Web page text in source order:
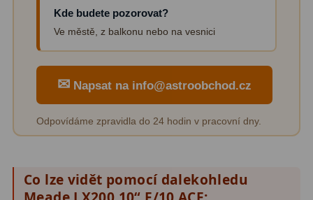
Kde budete pozorovat?
Ve městě, z balkonu nebo na vesnici
✉ Napsat na info@astroobchod.cz
Odpovídáme zpravidla do 24 hodin v pracovní dny.
Co lze vidět pomocí dalekohledu